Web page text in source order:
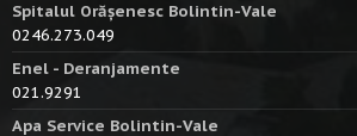
Spitalul Orășenesc Bolintin-Vale
0246.273.049
Enel - Deranjamente
021.9291
Apa Service Bolintin-Vale